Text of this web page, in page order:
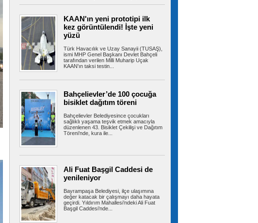
Adadan, adaya denizin içinden
yürüyerek geçiyorlar
Balıkesir’in Ayvalık ilçesinde bulunan Cunda
Adası ile Maden Adası arasındaki...
Bakan Gürlek "Terörsüz
Karayılan da yararlanamayacak
Iğdır'da düzenlenen Dijital Medya Çalıştayı'nda
konuşan Adalet Bakanı Akın...
verdi: Hatay'da 8 bin 500 konutun teslim tarihi
duyuruldu
Belirleme Kura Töreni'ne katılan...
Uyarının ardından bir saldırı
daha: Karadeniz'de Türk gemisi vuruldu
Rusya'nın Novorossiysk Limanı açıklarındaki
KAAN'ın yeni prototipi ilk
kez görüntülendi! İşte yeni
yüzü
Türk Havacılık ve Uzay Sanayii (TUSAŞ),
ismi MHP Genel Başkanı Devlet Bahçeli
tarafından verilen Milli Muharip Uçak
KAAN'ın taksi testin...
Bahçelievler’de 100 çocuğa
bisiklet dağıtım töreni
Bahçelievler Belediyesince çocukları
sağlıklı yaşama teşvik etmek amacıyla
düzenlenen 43. Bisiklet Çekilişi ve Dağıtım
Töreni’nde, kura ile...
Ali Fuat Başgil Caddesi de
yenileniyor
Bayrampaşa Belediyesi, ilçe ulaşımına
değer katacak bir çalışmayı daha hayata
geçirdi. Yıldırım Mahallesi’ndeki Ali Fuat
Başgil Caddesi’nde...